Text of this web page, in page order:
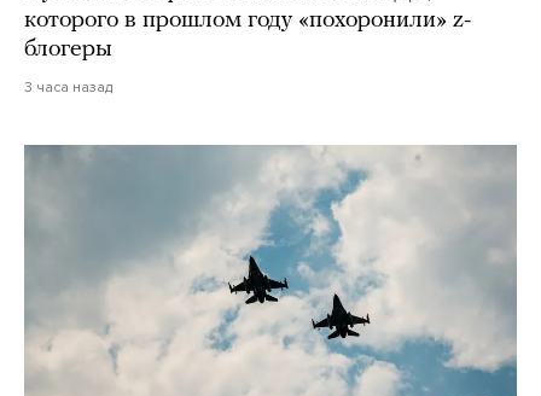
которого в прошлом году «похоронили» z-
блогеры
3 часа назад